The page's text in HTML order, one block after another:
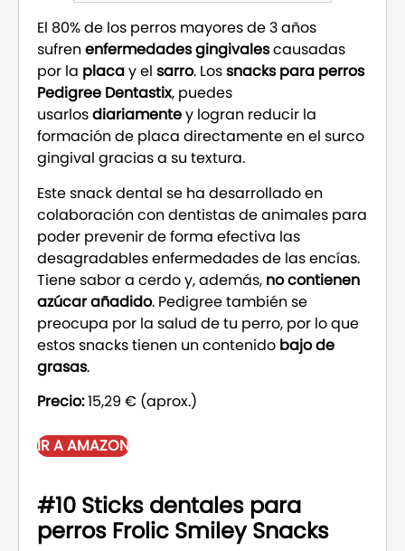
El 80% de los perros mayores de 3 años
sufrenenfermedades gingivalescausadas
por la placay el sarro. Lossnacks para perros
Pedigree Dentastix, puedes
usarlosdiariamentey logran reducir la
formación de placa directamente en el surco
gingival gracias a su textura.
Este snack dental se ha desarrollado en
colaboración con dentistas de animales para
poder prevenir de forma efectiva las
desagradables enfermedades de las encías.
Tiene sabor a cerdo y, además, no contienen
azúcar añadido. Pedigree también se
preocupa por la salud de tu perro, por lo que
estos snacks tienen un contenido bajo de
grasas.
Precio:15,29 € (aprox.)
IR A AMAZON
#10 Sticks dentales para
perros Frolic Smiley Snacks